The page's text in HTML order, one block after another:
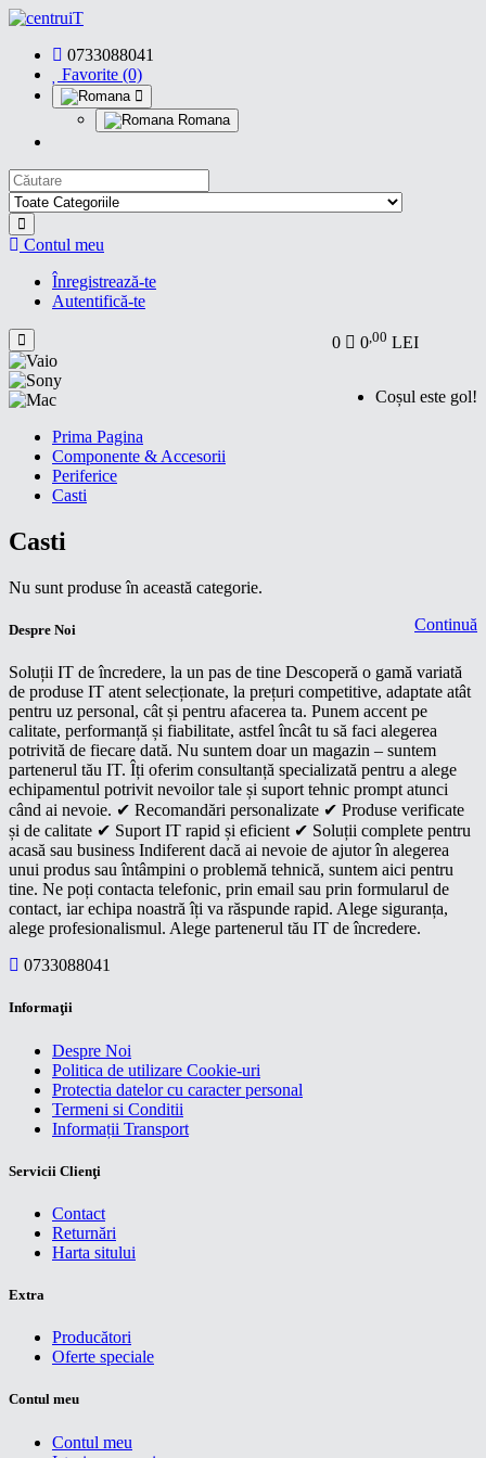
0733088041
Favorite (0)
Romana
Contul meu
Înregistrează-te
Autentifică-te
0 0,00 LEI
Coșul este gol!
Prima Pagina
Componente & Accesorii
Periferice
Casti
Casti
Nu sunt produse în această categorie.
Continuă
Despre Noi
Soluții IT de încredere, la un pas de tine Descoperă o gamă variată
de produse IT atent selecționate, la prețuri competitive, adaptate atât
pentru uz personal, cât și pentru afacerea ta. Punem accent pe
calitate, performanță și fiabilitate, astfel încât tu să faci alegerea
potrivită de fiecare dată. Nu suntem doar un magazin – suntem
partenerul tău IT. Îți oferim consultanță specializată pentru a alege
echipamentul potrivit nevoilor tale și suport tehnic prompt atunci
când ai nevoie. ✔ Recomandări personalizate ✔ Produse verificate
și de calitate ✔ Suport IT rapid și eficient ✔ Soluții complete pentru
acasă sau business Indiferent dacă ai nevoie de ajutor în alegerea
unui produs sau întâmpini o problemă tehnică, suntem aici pentru
tine. Ne poți contacta telefonic, prin email sau prin formularul de
contact, iar echipa noastră îți va răspunde rapid. Alege siguranța,
alege profesionalismul. Alege partenerul tău IT de încredere.
0733088041
Informaţii
Despre Noi
Politica de utilizare Cookie-uri
Protectia datelor cu caracter personal
Termeni si Conditii
Informații Transport
Servicii Clienţi
Contact
Returnări
Harta sitului
Extra
Producători
Oferte speciale
Contul meu
Contul meu